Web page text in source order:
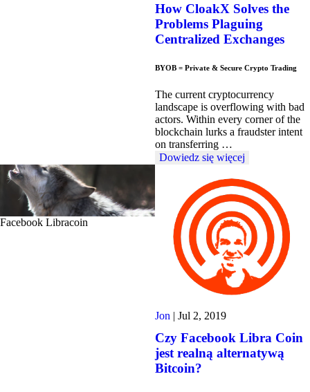
How CloakX Solves the
Problems Plaguing
Centralized Exchanges
BYOB = Private & Secure Crypto Trading
The current cryptocurrency
landscape is overflowing with bad
actors. Within every corner of the
blockchain lurks a fraudster intent
on transferring …
Dowiedz się więcej
Facebook Libracoin
Jon Jul 2, 2019
Czy Facebook Libra Coin
jest realną alternatywą
Bitcoin?